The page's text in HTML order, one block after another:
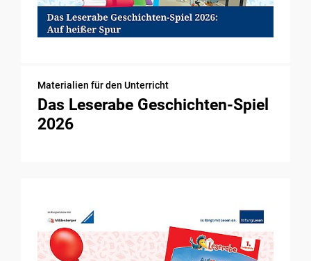
Materialien für den Unterricht
Das Leserabe Geschichten-Spiel
2026